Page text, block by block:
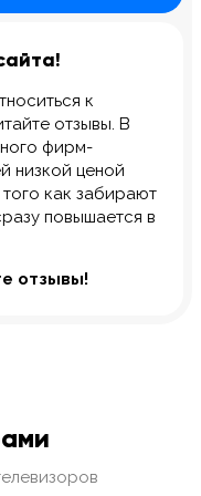
к
отзывы. В
фирм-
низкой ценой
как забирают
повышается в
отзывы!